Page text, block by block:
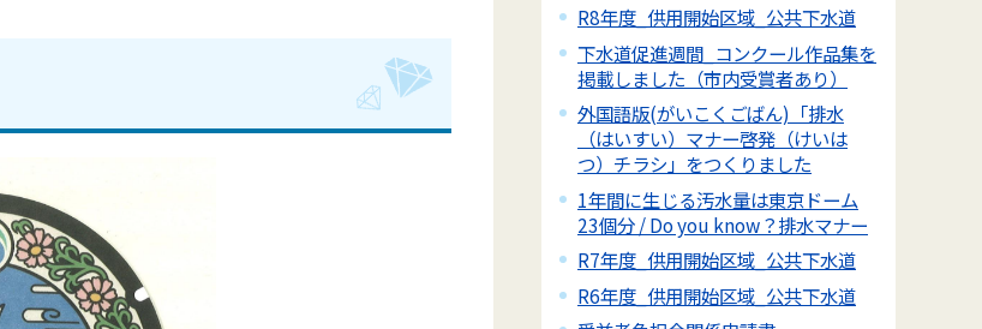
R8年度_供用開始区域_公共下水道
下水道促進週間_コンクール作品集を
掲載しました（市内受賞者あり）
外国語版(がいこくごばん)「排水
（はいすい）マナー啓発（けいは
つ）チラシ」をつくりました
1年間に生じる汚水量は東京ドーム
23個分 / Do you know？排水マナー
R7年度_供用開始区域_公共下水道
R6年度_供用開始区域_公共下水道